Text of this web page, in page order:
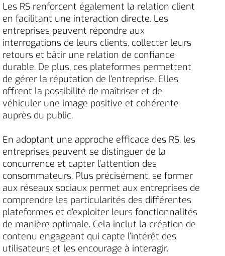
Les RS renforcent également la relation client
en facilitant une interaction directe. Les
entreprises peuvent répondre aux
interrogations de leurs clients, collecter leurs
retours et bâtir une relation de confiance
durable. De plus, ces plateformes permettent
de gérer la réputation de l’entreprise. Elles
offrent la possibilité de maîtriser et de
véhiculer une image positive et cohérente
auprès du public.
En adoptant une approche efficace des RS, les
entreprises peuvent se distinguer de la
concurrence et capter l’attention des
consommateurs. Plus précisément, se former
aux réseaux sociaux permet aux entreprises de
comprendre les particularités des différentes
plateformes et d’exploiter leurs fonctionnalités
de manière optimale. Cela inclut la création de
contenu engageant qui capte l’intérêt des
utilisateurs et les encourage à interagir.